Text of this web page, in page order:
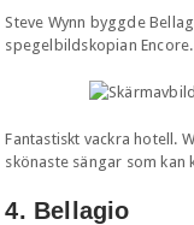
Steve Wynn byggde
spegelbildskopian Encore.
Fantastiskt vackra hotell.
skönaste sängar som kan
4. Bellagio